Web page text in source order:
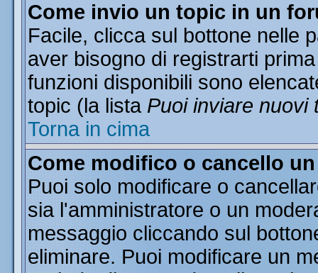
Come invio un topic in un
Facile, clicca sul bottone nelle
aver bisogno di registrarti
funzioni disponibili sono
topic (la lista Puoi inviare nuovi
Torna in cima
Come modifico o cancello
Puoi solo modificare o
sia l'amministratore o un
messaggio cliccando sul
eliminare. Puoi modificare un